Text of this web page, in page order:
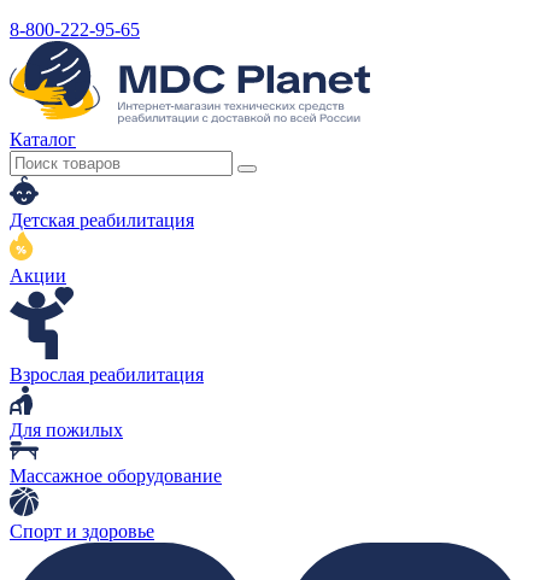
8-800-222-95-65
Каталог
Детская реабилитация
Акции
Взрослая реабилитация
Для пожилых
Массажное оборудование
Спорт и здоровье